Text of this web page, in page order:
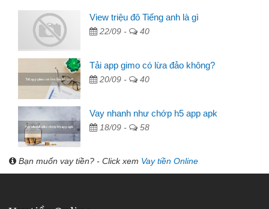
View triệu đô Tiếng anh là gì
22/09 - 40
Tải app gimo có lừa đảo không?
20/09 - 40
Vay nhanh như chớp h5 app apk
18/09 - 58
Bạn muốn vay tiền? - Click xem Vay tiền Online